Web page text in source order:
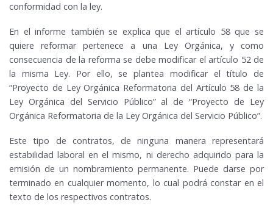
conformidad con la ley.
En el informe también se explica que el artículo 58 que se
quiere reformar pertenece a una Ley Orgánica, y como
consecuencia de la reforma se debe modificar el artículo 52 de
la misma Ley. Por ello, se plantea modificar el título de
“Proyecto de Ley Orgánica Reformatoria del Artículo 58 de la
Ley Orgánica del Servicio Público” al de “Proyecto de Ley
Orgánica Reformatoria de la Ley Orgánica del Servicio Público”.
Este tipo de contratos, de ninguna manera representará
estabilidad laboral en el mismo, ni derecho adquirido para la
emisión de un nombramiento permanente. Puede darse por
terminado en cualquier momento, lo cual podrá constar en el
texto de los respectivos contratos.